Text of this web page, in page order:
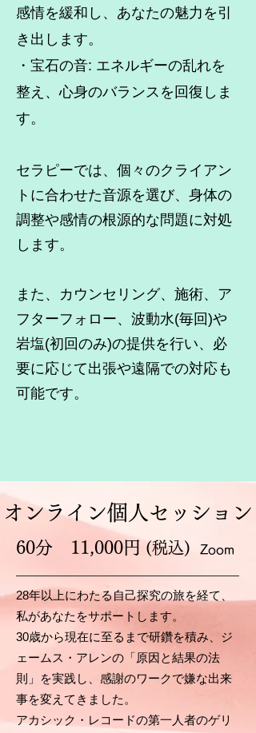
感情を緩和し、あなたの魅力を引
き出します。
・宝石の音: エネルギーの乱れを
整え、心身のバランスを回復しま
す。
セラピーでは、個々のクライアン
トに合わせた音源を選び、身体の
調整や感情の根源的な問題に対処
します。
また、カウンセリング、施術、ア
フターフォロー、波動水(毎回)や
岩塩(初回のみ)の提供を行い、必
要に応じて出張や遠隔での対応も
可能です。
オンライ ン個人セッション
60分 11,000円 (税込) Zoom
28年以上にわたる自己探究の旅を経て、
私があなたをサポートします。
30歳から現在に至るまで研鑽を積み、ジ
ェームス・アレンの「原因と結果の法
則」を実践し、感謝のワークで嫌な出来
事を変えてきました。
アカシック・レコードの第一人者のゲリ